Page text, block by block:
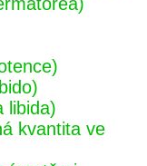
libida)
kvantita ve